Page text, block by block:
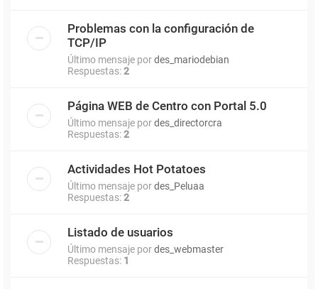
Problemas con la configuración de
TCP/IP
Último mensaje pordes_mariodebian
Respuestas:2
Página WEB de Centro con Portal 5.0
Último mensaje pordes_directorcra
Respuestas:2
Actividades Hot Potatoes
Último mensaje pordes_Peluaa
Respuestas:2
Listado de usuarios
Último mensaje pordes_webmaster
Respuestas: 1